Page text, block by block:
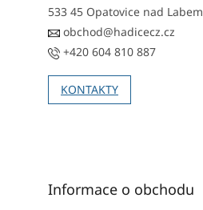
533 45 Opatovice nad Labem
obchod@hadicecz.cz
+420 604 810 887
KONTAKTY
Informace o obchodu